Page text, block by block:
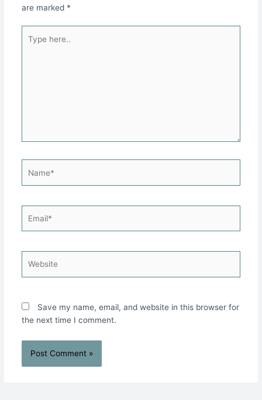
are marked *
here..
Save my name, email, and website in this browser for
the next time I comment.